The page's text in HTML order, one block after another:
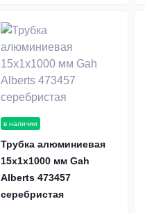
в наличии
Трубка алюминиевая
15х1х1000 мм Gah
Alberts 473457
серебристая